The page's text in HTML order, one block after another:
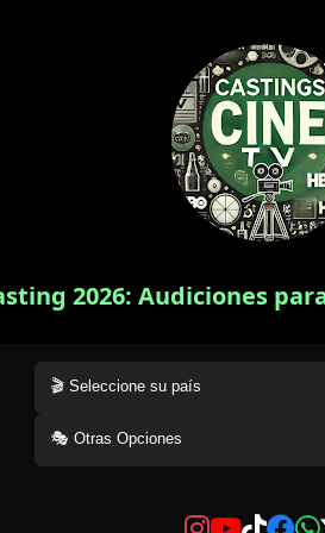
2026: Audiciones